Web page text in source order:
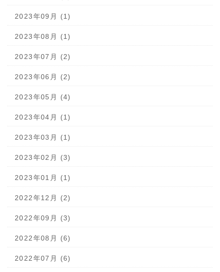
2023年09月 (1)
2023年08月 (1)
2023年07月 (2)
2023年06月 (2)
2023年05月 (4)
2023年04月 (1)
2023年03月 (1)
2023年02月 (3)
2023年01月 (1)
2022年12月 (2)
2022年09月 (3)
2022年08月 (6)
2022年07月 (6)